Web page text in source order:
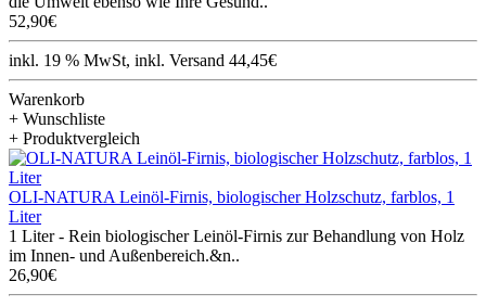
52,90€
inkl. 19 % MwSt, inkl. Versand 44,45€
Warenkorb
+ Wunschliste
+ Produktvergleich
OLI-NATURA Leinöl-Firnis, biologischer Holzschutz, farblos, 1
Liter
1 Liter - Rein biologischer Leinöl-Firnis zur Behandlung von Holz
im Innen- und Außenbereich.&n..
26,90€